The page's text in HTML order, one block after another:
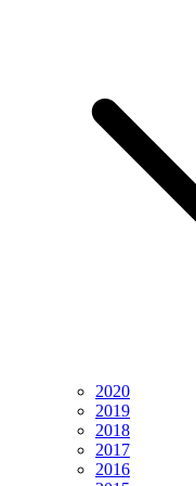
2020
2019
2018
2017
2016